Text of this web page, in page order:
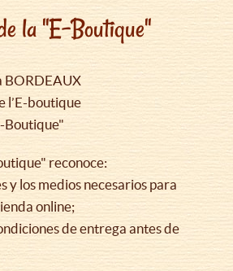
la "E-Boutique"
BORDEAUX
l’E-boutique
Boutique"
reconoce:
y los medios necesarios para
online;
de entrega antes de